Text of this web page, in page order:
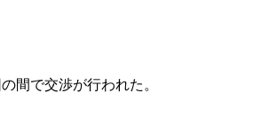
間で交渉が行われた。